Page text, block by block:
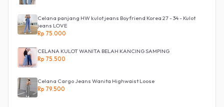
Celana panjang HW kulot jeans Boyfriend Korea 27 - 34 - Kulot
jeans LOVE
Rp 75.000
CELANA KULOT WANITA BELAH KANCING SAMPING
Rp 75.500
Celana Cargo Jeans Wanita Highwaist Loose
Rp 79.500